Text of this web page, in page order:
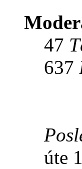
47
637
úte